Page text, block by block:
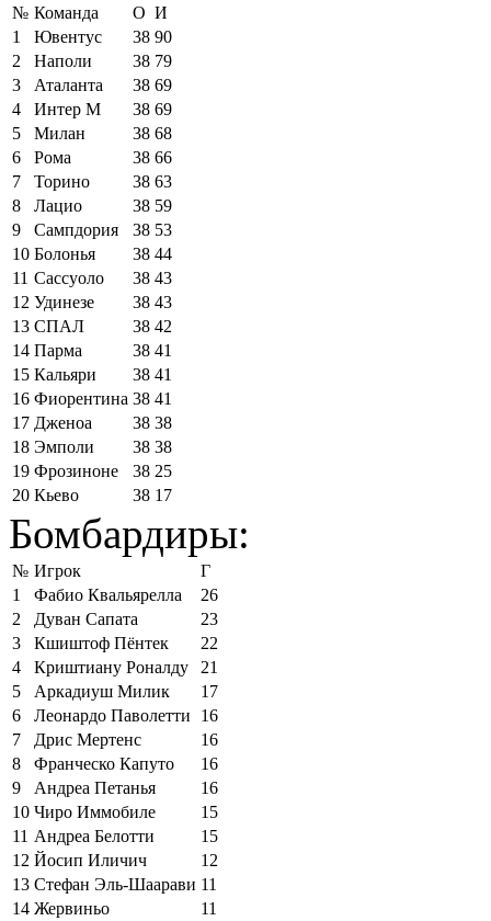
№ Команда О И
1
Ювентус 38 90
2
Наполи 38 79
3
Аталанта 38 69
4
Интер М 38 69
5
Милан 38 68
6
Рома 38 66
7
Торино 38 63
8
Лацио 38 59
9
Сампдория 38 53
10 Болонья 38 44
11 Сассуоло 38 43
12 Удинезе 38 43
13 СПАЛ 38 42
14 Парма 38 41
15 Кальяри 38 41
16 Фиорентина 38 41
17 Дженоа 38 38
18 Эмполи 38 38
19 Фрозиноне 38 25
20 Кьево 38 17
Бомбардиры:
№ Игрок
Г
1
Фабио Квальярелла
26
2
Дуван Сапата
23
3
Кшиштоф Пёнтек
22
4
Криштиану Роналду
21
5
Аркадиуш Милик
17
6
Леонардо Паволетти
16
7
Дрис Мертенс
16
8
Франческо Капуто
16
9
Андреа Петанья
16
10 Чиро Иммобиле
15
11 Андреа Белотти
15
12 Йосип Иличич
12
13 Стефан Эль-Шаарави 11
14 Жервиньо
11